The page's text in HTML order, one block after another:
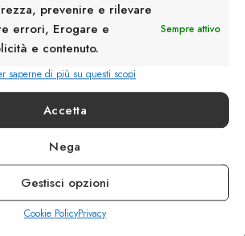
prevenire e rilevare
errori, Erogare e
e contenuto.
Sempre attivo
saperne di più su questi scopi
Accetta
Nega
Gestisci opzioni
Cookie PolicyPrivacy
info@calzaturebelfiore.com
MI 20145 • Milano
Via Belfiore 9
Termini e Condizioni
Resi e Rimborsi
Spedizioni
Privacy